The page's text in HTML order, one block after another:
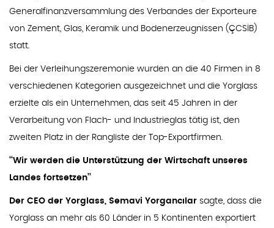
Generalfinanzversammlung des Verbandes der Exporteure
von Zement, Glas, Keramik und Bodenerzeugnissen (ÇCSİB)
statt.
Bei der Verleihungszeremonie wurden an die 40 Firmen in 8
verschiedenen Kategorien ausgezeichnet und die Yorglass
erzielte als ein Unternehmen, das seit 45 Jahren in der
Verarbeitung von Flach- und Industrieglas tätig ist, den
zweiten Platz in der Rangliste der Top-Exportfirmen.
‘‘Wir werden die Unterstützung der Wirtschaft unseres
Landes fortsetzen’’
Der CEO der Yorglass, Semavi Yorgancılar sagte, dass die
Yorglass an mehr als 60 Länder in 5 Kontinenten exportiert